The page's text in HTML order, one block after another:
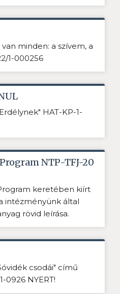
minden: a szívem, a
1-000256
HAT-KP-1-
NTP-TFJ-20
keretében kiírt
intézményünk által
rövid leírása.
csodái" című
0926 NYERT!